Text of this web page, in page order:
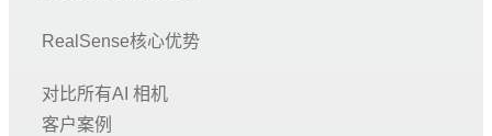
RealSense核心优势
对比所有AI 相机
客户案例